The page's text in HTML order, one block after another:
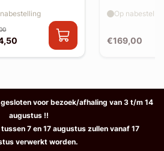
€169,00
Op
voor bezoek/afhaling van 3 t/m 14
augustus !!
7 en 17 augustus zullen vanaf 17
verwerkt worden.